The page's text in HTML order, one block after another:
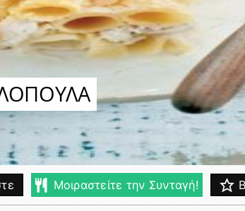
Μοιραστείτε την Συνταγή!